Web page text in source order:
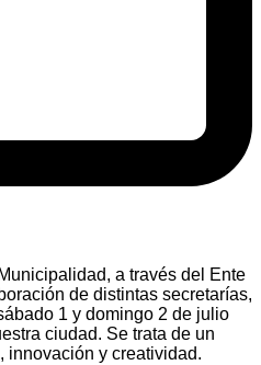
a través del Ente
de distintas secretarías,
1 y domingo 2 de julio
ciudad. Se trata de un
innovación y creatividad.